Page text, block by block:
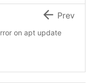
on apt update
 Prev